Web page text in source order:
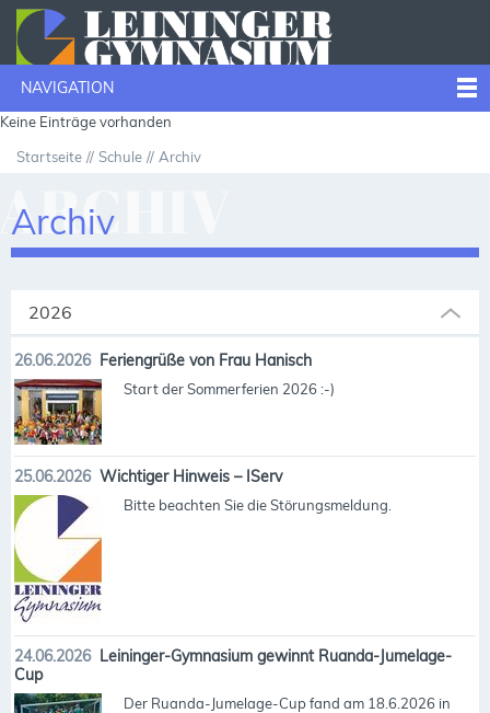
NAVIGATION
Keine Einträge vorhanden
Startseite Schule Archiv
Archiv
2026
26.06.2026 Feriengrüße von Frau Hanisch
Start der Sommerferien 2026 :-)
25.06.2026 Wichtiger Hinweis – IServ
Bitte beachten Sie die Störungsmeldung.
24.06.2026 Leininger-Gymnasium gewinnt Ruanda-Jumelage-
Cup
Der Ruanda-Jumelage-Cup fand am 18.6.2026 in